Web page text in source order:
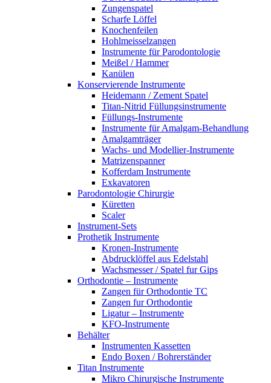
Zungenspatel
Scharfe Löffel
Knochenfeilen
Hohlmeisselzangen
Instrumente für Parodontologie
Meißel / Hammer
Kanülen
Konservierende Instrumente
Heidemann / Zement Spatel
Titan-Nitrid Füllungsinstrumente
Füllungs-Instrumente
Instrumente für Amalgam-Behandlung
Amalgamträger
Wachs- und Modellier-Instrumente
Matrizenspanner
Kofferdam Instrumente
Exkavatoren
Parodontologie Chirurgie
Küretten
Scaler
Instrument-Sets
Prothetik Instrumente
Kronen-Instrumente
Abdrucklöffel aus Edelstahl
Wachsmesser / Spatel fur Gips
Orthodontie – Instrumente
Zangen für Orthodontie TC
Zangen fur Orthodontie
Ligatur – Instrumente
KFO-Instrumente
Behälter
Instrumenten Kassetten
Endo Boxen / Bohrerständer
Titan Instrumente
Mikro Chirurgische Instrumente